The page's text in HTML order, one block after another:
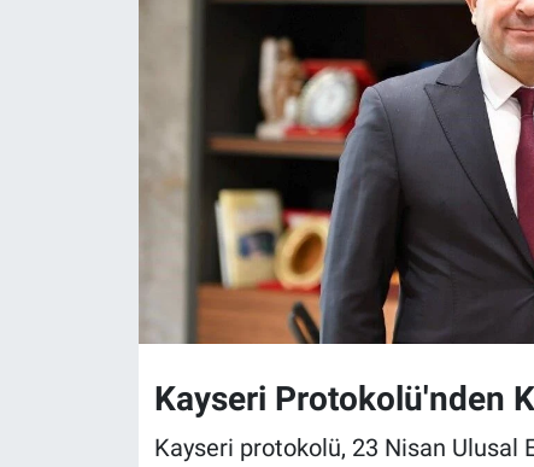
Kayseri Protokolü'nden
Kayseri protokolü, 23 Nisan Ulusal